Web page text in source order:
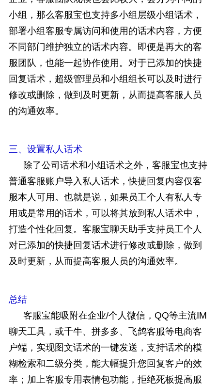
小组，那么客服宝也支持多小组层级小组话术，
部署小组客服专属访问和使用的话术内容，方便
不同部门维护独立的话术内容。即便是再大的客
服团队，也能一起协作使用。对于已添加的快捷
回复话术，超级管理员和小组组长可以及时进行
修改或删除，做到及时更新，从而提高客服人员
的沟通效率。
三、设置私人话术
除了公司话术和小组话术之外，客服宝也支持
普通客服账户导入私人话术，快捷回复内容仅客
服本人可用。也就是说，如果员工个人有私人专
用或是常用的话术，可以将其放到私人话术中，
打造个性化回复。客服宝聊天助手支持员工个人
对已添加的快捷回复话术进行修改或删除，做到
及时更新，从而提高客服人员的沟通效率。
总结
客服宝能吸附在企业/个人微信，QQ等主流IM
聊天工具，或千牛、拼多多、飞鸽客服等电商客
户端，实现图文话术的一键发送，支持话术的模
糊检索和二级分类，能大幅提升您回复客户的效
率；加上客服专用表情包功能，拒绝死板提高服